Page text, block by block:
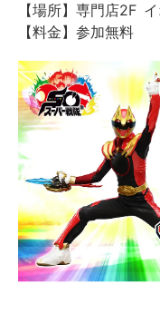
【場所】専門店2F
【料金】参加無料